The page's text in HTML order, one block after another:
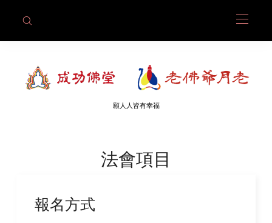
願人人皆有幸福
法會項目
報名方式